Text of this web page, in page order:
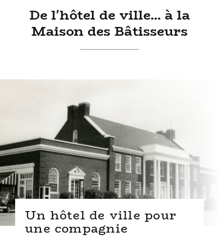
De l'hôtel de ville... à la
Maison des Bâtisseurs
Un hôtel de ville pour
une compagnie